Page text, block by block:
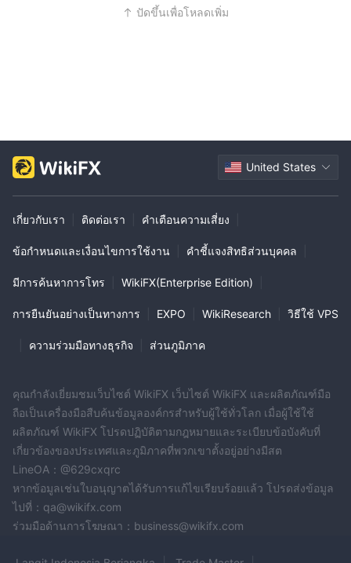
ปัดขึ้นเพื่อโหลดเพิ่ม
United States
เกี่ยวกับเรา ติดต่อเรา คำเตือนความเสี่ยง
ข้อกำหนดและเงื่อนไขการใช้งาน คำชี้แจงสิทธิส่วนบุคคล
มีการค้นหาการโทร WikiFX(Enterprise Edition)
การยืนยันอย่างเป็นทางการ EXPO WikiResearch วิธีใช้ VPS
ความร่วมมือทางธุรกิจ ส่วนภูมิภาค
คุณกำลังเยี่ยมชมเว็บไซต์ WikiFX เว็บไซต์ WikiFX และผลิตภัณฑ์มือ
ถือเป็นเครื่องมือสืบค้นข้อมูลองค์กรสำหรับผู้ใช้ทั่วโลก เมื่อผู้ใช้ใช้
ผลิตภัณฑ์ WikiFX โปรดปฏิบัติตามกฎหมายและระเบียบข้อบังคับที่
เกี่ยวข้องของประเทศและภูมิภาคที่พวกเขาตั้งอยู่อย่างมีสต
LineOA：@629cxqrc
หากข้อมูลเช่นใบอนุญาตได้รับการแก้ไขเรียบร้อยแล้ว โปรดส่งข้อมูล
ไปที่：qa@wikifx.com
ร่วมมือด้านการโฆษณา：business@wikifx.com